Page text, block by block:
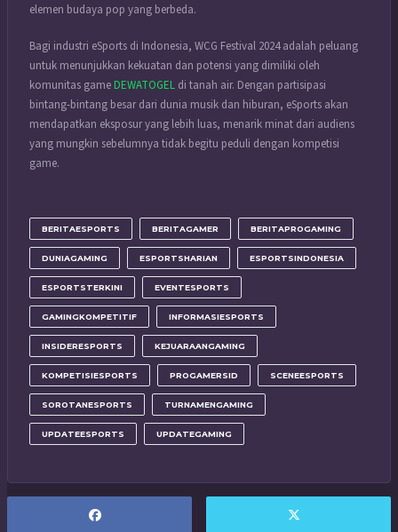
elemen budaya pop yang berbeda.
Bagi industri eSports di Indonesia, WCG Festival 2024 adalah peluang
untuk menunjukkan kekuatan dan potensi yang dimiliki oleh
komunitas gameDEWATOGEL di tanah air. Dengan partisipasi
bintang-bintang besar dari dunia musik dan hiburan, eSports akan
mendapatkan eksposur yang lebih luas, menarik minat dari audiens
yang mungkin sebelumnya tidak begitu peduli dengan kompetisi
game.
BERITAESPORTS BERITAGAMER BERITAPROGAMING
DUNIAGAMING ESPORTSHARIAN ESPORTSINDONESIA
ESPORTSTERKINI EVENTESPORTS
GAMINGKOMPETITIF INFORMASIESPORTS
INSIDERESPORTS KEJUARAANGAMING
KOMPETISIESPORTS PROGAMERSID SCENEESPORTS
SOROTANESPORTS TURNAMENGAMING
UPDATEESPORTS UPDATEGAMING